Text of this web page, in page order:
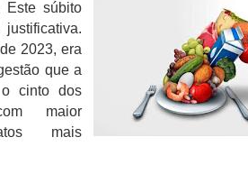
Este súbito
2023, era
que a
o cinto dos
maior
mais